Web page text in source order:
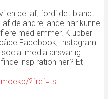
en del af, fordi det blandt
de andre lande har kunne
medlemmer. Klubber i
Facebook, Instagram
media ansvarlig.
inspiration her? Et
?fref=ts